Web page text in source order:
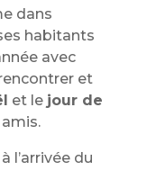
dans
habitants
avec
et
et le jour de
l’arrivée du